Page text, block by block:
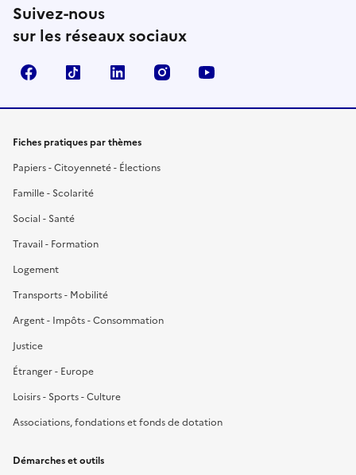
Suivez-nous
sur les réseaux sociaux
FacebookTikTok LinkedIn Instagram
Fiches pratiques par thèmes
Papiers - Citoyenneté - Élections
Famille - Scolarité
Social - Santé
Travail - Formation
Logement
Transports - Mobilité
Argent - Impôts - Consommation
Justice
Étranger - Europe
Loisirs - Sports - Culture
Associations, fondations et fonds de dotation
Démarches et outils